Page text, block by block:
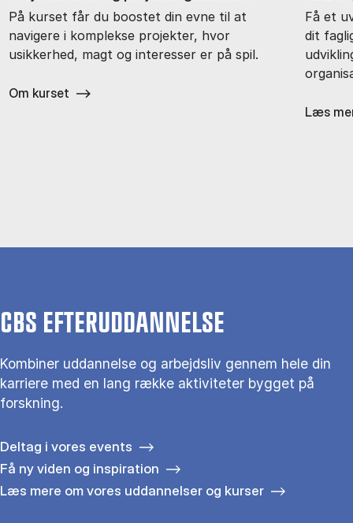
På kurset får du boostet din evne til at
navigere i komplekse projekter, hvor
usikkerhed, magt og interesser er på spil.
Om kurset
Få et
dit
Læs
CBS EFTERUDDANNELSE
Kombiner uddannelse og arbejdsliv gennem hele din
karriere med en lang række aktiviteter bygget på
forskning.
Deltag i vores events
Få ny viden og inspiration
Læs mere om vores uddannelser og kurser